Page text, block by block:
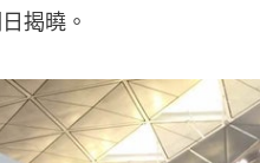
揭曉。